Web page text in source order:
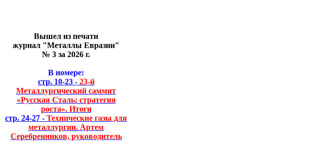
Вышел из печати
журнал "Металлы Евразии"
№ 3 за 2026 г.
В номере:
стр. 10-23 -23-й
Металлургический саммит
«Русская Сталь: стратегия
роста». Итоги
стр. 24-27 - Технические газы для
металлургии. Артем
Серебренников, руководитель